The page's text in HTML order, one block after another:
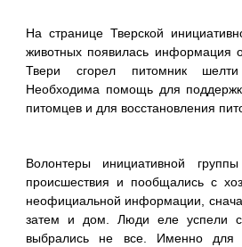
На странице Тверской
животных появилась информация
Твери сгорел питомник шелти
Необходима помощь для
питомцев и для восстановления
Волонтеры инициативной
происшествия и пообщались с
неофициальной информации,
затем и дом. Люди еле успели
выбрались не все. Именно для